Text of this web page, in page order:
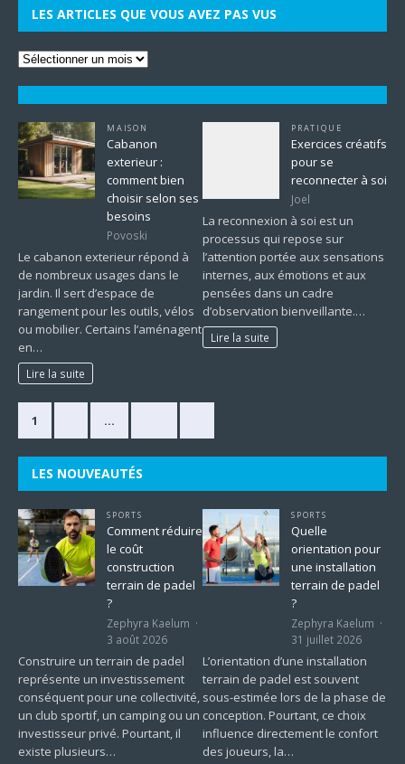
LES ARTICLES QUE VOUS AVEZ PAS VUS
MAISON
Cabanon
exterieur :
comment bien
choisir selon ses
besoins
Povoski
Le cabanon exterieur répond à
de nombreux usages dans le
jardin. Il sert d’espace de
rangement pour les outils, vélos
ou mobilier. Certains l’aménagent
en…
Lire la suite
PRATIQUE
Exercices créatifs
pour se
reconnecter à soi
Joel
La reconnexion à soi est un
processus qui repose sur
l’attention portée aux sensations
internes, aux émotions et aux
pensées dans un cadre
d’observation bienveillante.…
Lire la suite
1 …
LES NOUVEAUTÉS
SPORTS
Comment réduire
le coût
construction
terrain de padel
?
Zephyra Kaelum
3 août 2026
Construire un terrain de padel
représente un investissement
conséquent pour une collectivité,
un club sportif, un camping ou un
investisseur privé. Pourtant, il
existe plusieurs…
SPORTS
Quelle
orientation pour
une installation
terrain de padel
?
Zephyra Kaelum
31 juillet 2026
L’orientation d’une installation
terrain de padel est souvent
sous-estimée lors de la phase de
conception. Pourtant, ce choix
influence directement le confort
des joueurs, la…